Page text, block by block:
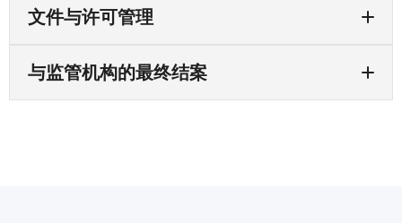
文件与许可管理
与监管机构的最终结案